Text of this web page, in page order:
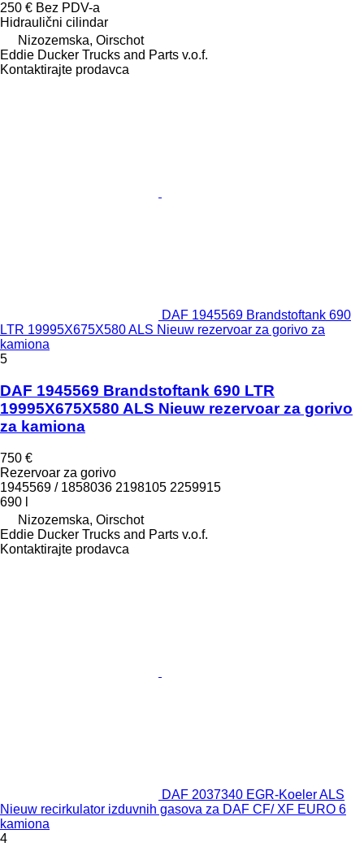
250 € Bez PDV-a
Hidraulični cilindar
Nizozemska, Oirschot
Eddie Ducker Trucks and Parts v.o.f.
Kontaktirajte prodavca
DAF 1945569 Brandstoftank 690
LTR 19995X675X580 ALS Nieuw rezervoar za gorivo za
kamiona
5
DAF 1945569 Brandstoftank 690 LTR
19995X675X580 ALS Nieuw rezervoar za gorivo
za kamiona
750 €
Rezervoar za gorivo
1945569 / 1858036 2198105 2259915
690 l
Nizozemska, Oirschot
Eddie Ducker Trucks and Parts v.o.f.
Kontaktirajte prodavca
DAF 2037340 EGR-Koeler ALS
Nieuw recirkulator izduvnih gasova za DAF CF/ XF EURO 6
kamiona
4